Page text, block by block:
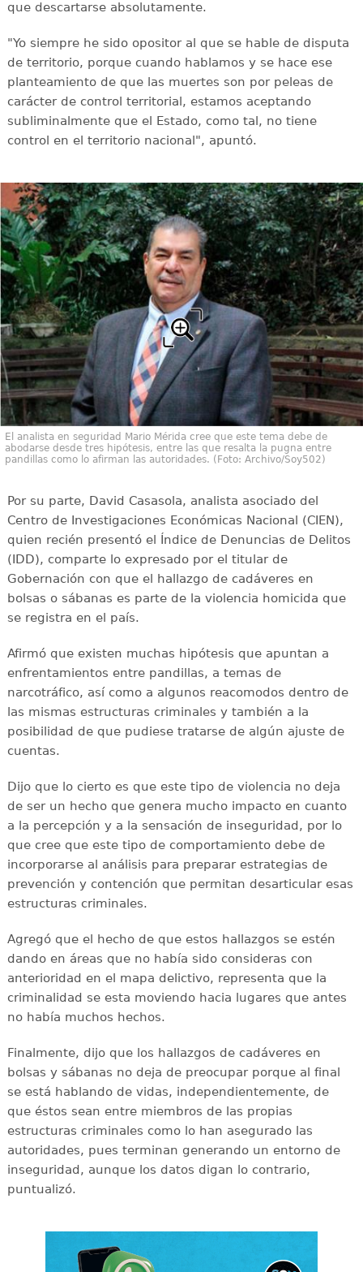
que descartarse absolutamente.
"Yo siempre he sido opositor al que se hable de disputa
de territorio, porque cuando hablamos y se hace ese
planteamiento de que las muertes son por peleas de
carácter de control territorial, estamos aceptando
subliminalmente que el Estado, como tal, no tiene
control en el territorio nacional", apuntó.
El analista en seguridad Mario Mérida cree que este tema debe de
abodarse desde tres hipótesis, entre las que resalta la pugna entre
pandillas como lo afirman las autoridades. (Foto: Archivo/Soy502)
Por su parte, David Casasola, analista asociado del
Centro de Investigaciones Económicas Nacional (CIEN),
quien recién presentó el Índice de Denuncias de Delitos
(IDD), comparte lo expresado por el titular de
Gobernación con que el hallazgo de cadáveres en
bolsas o sábanas es parte de la violencia homicida que
se registra en el país.
Afirmó que existen muchas hipótesis que apuntan a
enfrentamientos entre pandillas, a temas de
narcotráfico, así como a algunos reacomodos dentro de
las mismas estructuras criminales y también a la
posibilidad de que pudiese tratarse de algún ajuste de
cuentas.
Dijo que lo cierto es que este tipo de violencia no deja
de ser un hecho que genera mucho impacto en cuanto
a la percepción y a la sensación de inseguridad, por lo
que cree que este tipo de comportamiento debe de
incorporarse al análisis para preparar estrategias de
prevención y contención que permitan desarticular esas
estructuras criminales.
Agregó que el hecho de que estos hallazgos se estén
dando en áreas que no había sido consideras con
anterioridad en el mapa delictivo, representa que la
criminalidad se esta moviendo hacia lugares que antes
no había muchos hechos.
Finalmente, dijo que los hallazgos de cadáveres en
bolsas y sábanas no deja de preocupar porque al final
se está hablando de vidas, independientemente, de
que éstos sean entre miembros de las propias
estructuras criminales como lo han asegurado las
autoridades, pues terminan generando un entorno de
inseguridad, aunque los datos digan lo contrario,
puntualizó.